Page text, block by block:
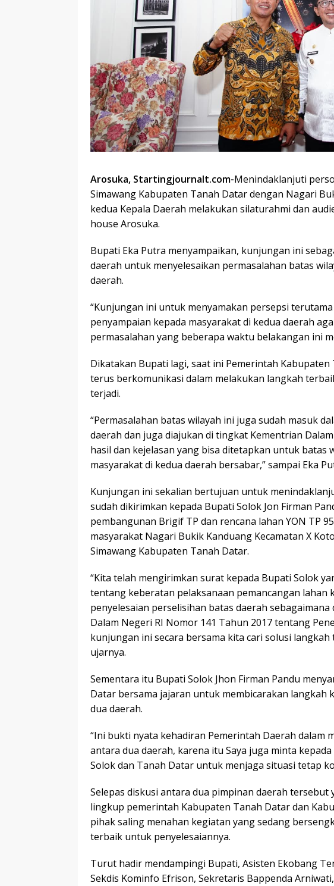
Arosuka, Startingjournalt.com-Menindaklanjuti
Simawang Kabupaten Tanah Datar dengan Nagari
kedua Kepala Daerah melakukan silaturahmi dan
house Arosuka.
Bupati Eka Putra menyampaikan, kunjungan ini
daerah untuk menyelesaikan permasalahan batas
daerah.
“Kunjungan ini untuk menyamakan persepsi
penyampaian kepada masyarakat di kedua daerah
permasalahan yang beberapa waktu belakangan ini
Dikatakan Bupati lagi, saat ini Pemerintah
terus berkomunikasi dalam melakukan langkah
terjadi.
“Permasalahan batas wilayah ini juga sudah masuk
daerah dan juga diajukan di tingkat Kementrian
hasil dan kejelasan yang bisa ditetapkan untuk batas
masyarakat di kedua daerah bersabar,” sampai Eka
Kunjungan ini sekalian bertujuan untuk
sudah dikirimkan kepada Bupati Solok Jon Firman
pembangunan Brigif TP dan rencana lahan YON TP
masyarakat Nagari Bukik Kanduang Kecamatan X
Simawang Kabupaten Tanah Datar.
“Kita telah mengirimkan surat kepada Bupati Solok
tentang keberatan pelaksanaan pemancangan lahan
penyelesaian perselisihan batas daerah
Dalam Negeri RI Nomor 141 Tahun 2017 tentang
kunjungan ini secara bersama kita cari solusi
ujarnya.
Sementara itu Bupati Solok Jhon Firman Pandu
Datar bersama jajaran untuk membicarakan
dua daerah.
“Ini bukti nyata kehadiran Pemerintah Daerah dalam
antara dua daerah, karena itu Saya juga minta
Solok dan Tanah Datar untuk menjaga situasi tetap
Selepas diskusi antara dua pimpinan daerah
lingkup pemerintah Kabupaten Tanah Datar dan
pihak saling menahan kegiatan yang sedang
terbaik untuk penyelesaiannya.
Turut hadir mendampingi Bupati, Asisten Ekobang
Sekdis Kominfo Efrison, Sekretaris Bappenda